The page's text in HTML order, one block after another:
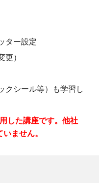
ター設定
）
クシール等）も学習し
した講座です。他社
ません。